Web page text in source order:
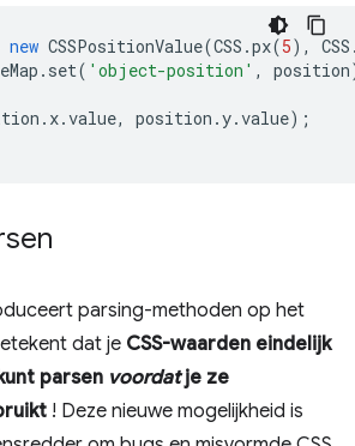
new CSSPositionValue(CSS .px(5), CSS
. set( 'object-position' , position
. x.value, position .y.value);
parsing-methoden op het
dat je CSS-waarden eindelijk
parsen voordatje ze
! Deze nieuwe mogelijkheid is